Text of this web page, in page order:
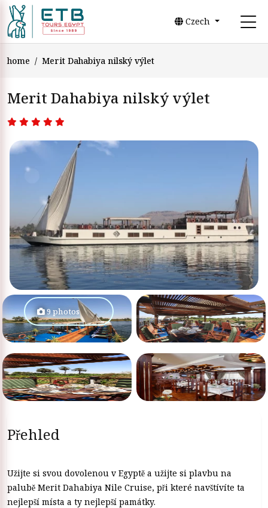
Czech
home Merit Dahabiya nilský výlet
Merit Dahabiya nilský výlet
9 photos
Přehled
Užijte si svou dovolenou v Egyptě a užijte si plavbu na
palubě Merit Dahabiya Nile Cruise, při které navštívíte ta
nejlepší místa a ty nejlepší památky.